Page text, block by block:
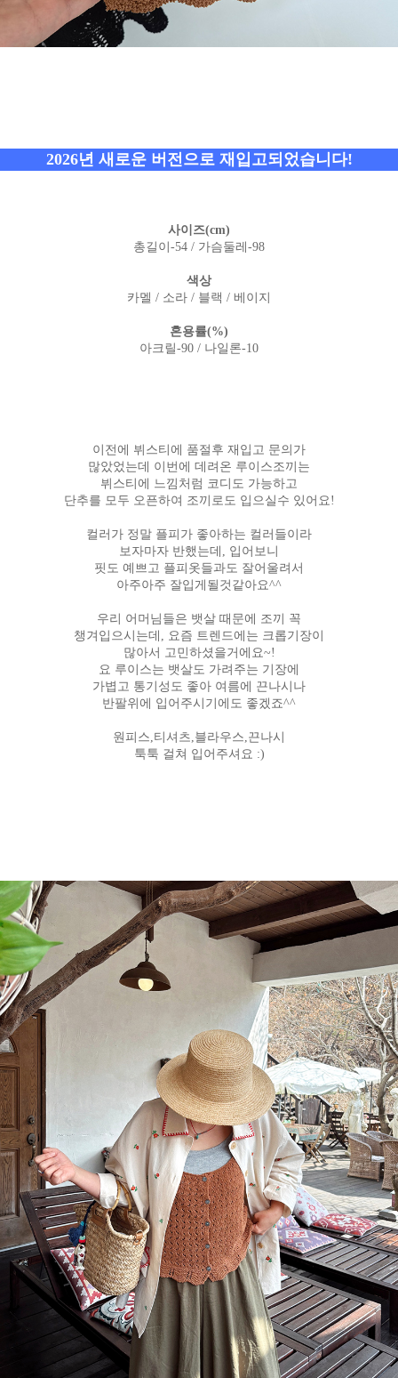
2026년 새로운 버전으로 재입고되었습니다!
사이즈(cm)
총길이-54 / 가슴둘레-98
색상
카멜 / 소라 / 블랙 / 베이지
혼용률(%)
아크릴-90 / 나일론-10
이전에 뷔스티에 품절후 재입고 문의가
많았었는데 이번에 데려온 루이스조끼는
뷔스티에 느낌처럼 코디도 가능하고
단추를 모두 오픈하여 조끼로도 입으실수 있어요!
컬러가 정말 플피가 좋아하는 컬러들이라
보자마자 반했는데, 입어보니
핏도 예쁘고 플피옷들과도 잘어울려서
아주아주 잘입게될것같아요^^
우리 어머님들은 뱃살 때문에 조끼 꼭
챙겨입으시는데, 요즘 트렌드에는 크롭기장이
많아서 고민하셨을거에요~!
요 루이스는 뱃살도 가려주는 기장에
가볍고 통기성도 좋아 여름에 끈나시나
반팔위에 입어주시기에도 좋겠죠^^
원피스,티셔츠,블라우스,끈나시
툭툭 걸쳐 입어주셔요 :)